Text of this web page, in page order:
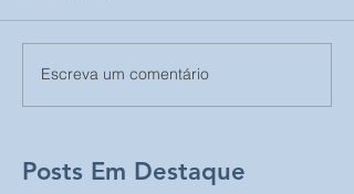
Escreva um comentário
Posts Em Destaque